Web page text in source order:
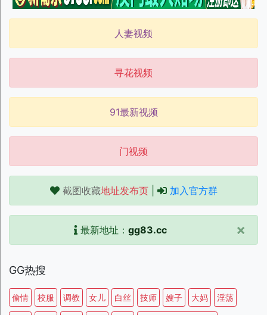
人妻视频
寻花视频
91最新视频
门视频
截图收藏地址发布页| 加入官方群
最新地址： gg83.cc ×
GG热搜
偷情 校服 调教 女儿 白丝 技师 嫂子 大妈 淫荡